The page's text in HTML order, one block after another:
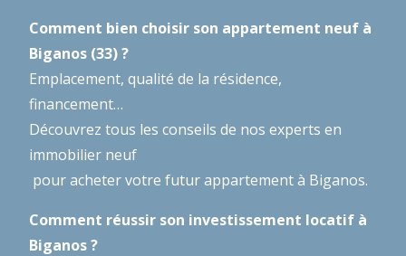
Comment bien choisir son appartement neuf à
Biganos (33) ?
Emplacement, qualité de la résidence,
financement…
Découvrez tous les conseils de nos experts en
immobilier neuf
pour acheter votre futur appartement à Biganos.
Comment réussir son investissement locatif à
Biganos ?